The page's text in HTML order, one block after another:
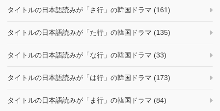
タイトルの日本語読みが「さ行」の韓国ドラマ (161)
タイトルの日本語読みが「た行」の韓国ドラマ (135)
タイトルの日本語読みが「な行」の韓国ドラマ (33)
タイトルの日本語読みが「は行」の韓国ドラマ (173)
タイトルの日本語読みが「ま行」の韓国ドラマ (84)